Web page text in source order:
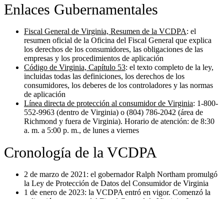
Enlaces Gubernamentales
Fiscal General de Virginia, Resumen de la VCDPA: el
resumen oficial de la Oficina del Fiscal General que explica
los derechos de los consumidores, las obligaciones de las
empresas y los procedimientos de aplicación
Código de Virginia, Capítulo 53: el texto completo de la ley,
incluidas todas las definiciones, los derechos de los
consumidores, los deberes de los controladores y las normas
de aplicación
Línea directa de protección al consumidor de Virginia: 1-800-
552-9963 (dentro de Virginia) o (804) 786-2042 (área de
Richmond y fuera de Virginia). Horario de atención: de 8:30
a. m. a 5:00 p. m., de lunes a viernes
Cronología de la VCDPA
2 de marzo de 2021: el gobernador Ralph Northam promulgó
la Ley de Protección de Datos del Consumidor de Virginia
1 de enero de 2023: la VCDPA entró en vigor. Comenzó la